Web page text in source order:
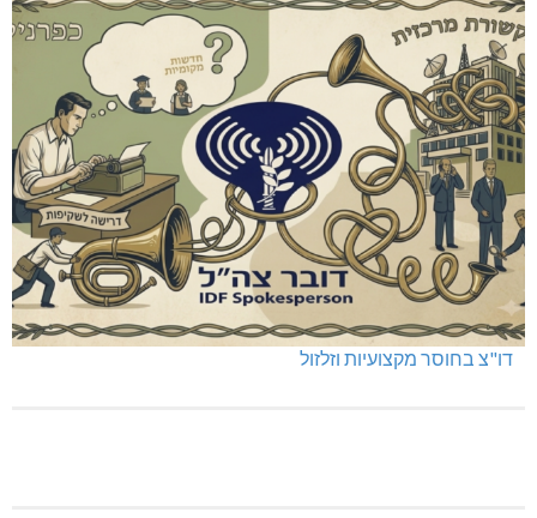
דו"צ בחוסר מקצועיות וזלזול